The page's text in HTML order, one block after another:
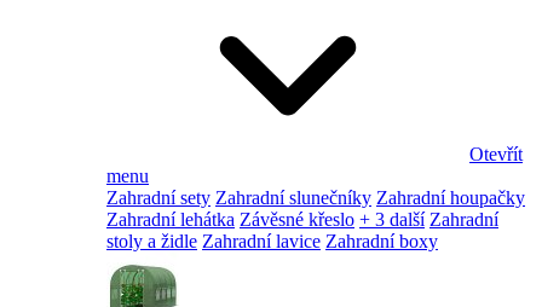
Otevřít
menu
Zahradní sety Zahradní slunečníky Zahradní houpačky
Zahradní lehátka Závěsné křeslo + 3 další Zahradní
stoly a židle Zahradní lavice Zahradní boxy